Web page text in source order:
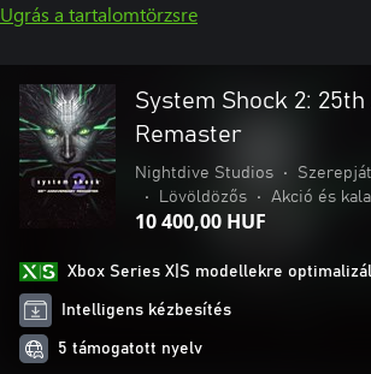
Ugrás a tartalomtörzsre
System Shock 2:
Remaster
Nightdive Studios •
•
Lövöldözős • Akció és
10 400,00 HUF
Xbox Series X|S modellekre
Intelligens kézbesítés
5 támogatott nyelv